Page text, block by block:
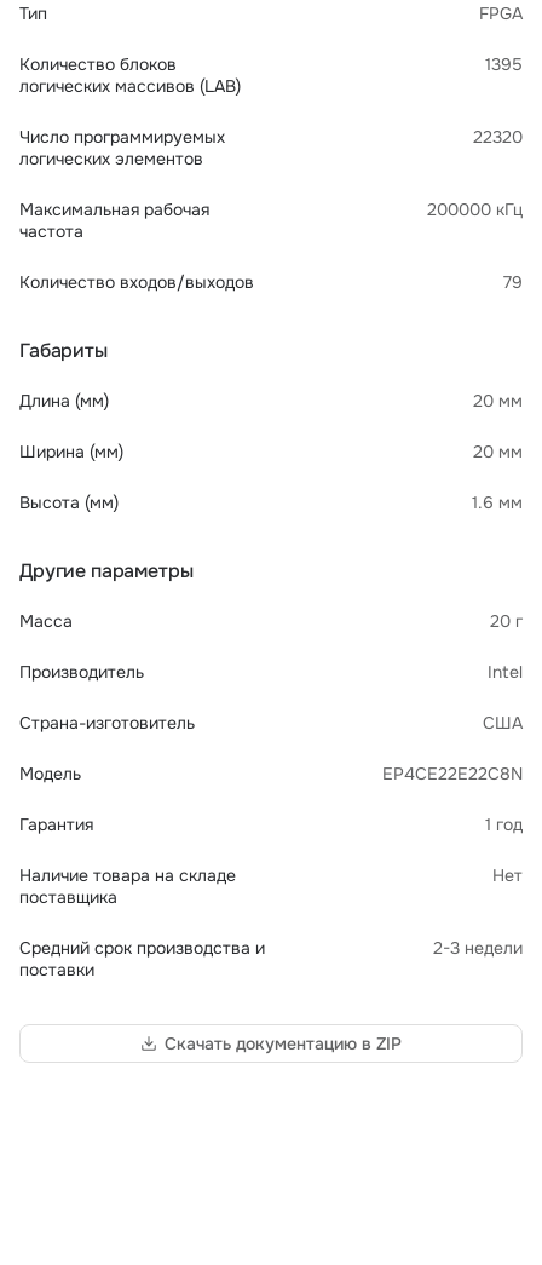
Тип FPGA
Количество блоков
логических массивов (LAB)
1395
Число программируемых
логических элементов
22320
Максимальная рабочая
частота
200000 кГц
Количество входов/выходов 79
Габариты
Длина (мм) 20 мм
Ширина (мм) 20 мм
Высота (мм) 1.6 мм
Другие параметры
Масса 20 г
Производитель Intel
Страна-изготовитель США
Модель EP4CE22E22C8N
Гарантия 1 год
Наличие товара на складе
поставщика
Нет
Средний срок производства и
поставки
2-3 недели
Скачать документацию в ZIP